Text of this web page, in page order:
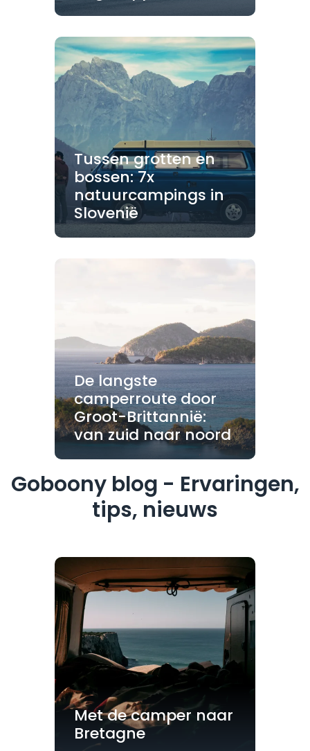
Tussen grotten en
bossen: 7x
natuurcampings in
Slovenië
De langste
camperroute door
Groot-Brittannië:
van zuid naar noord
Goboony blog - Ervaringen,
tips, nieuws
Met de camper naar
Bretagne